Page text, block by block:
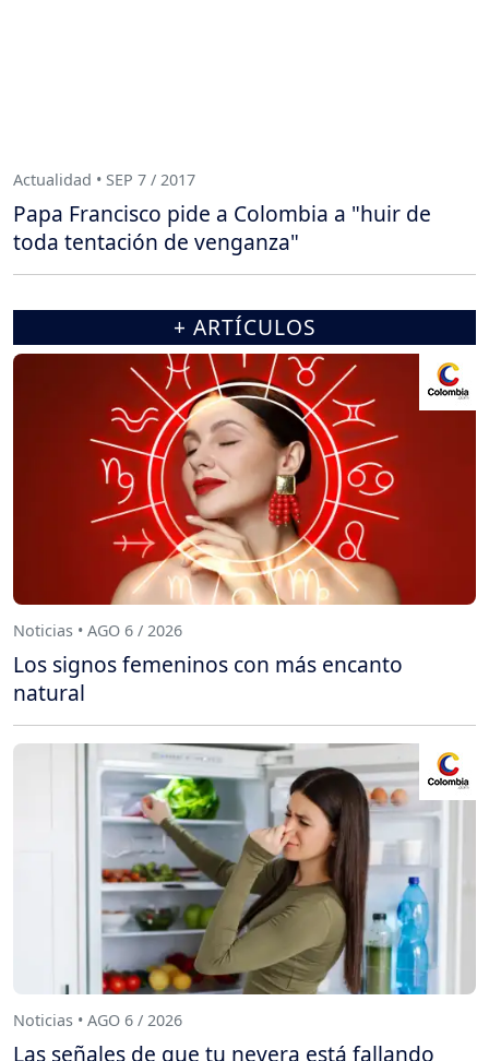
Actualidad • SEP 7 / 2017
Papa Francisco pide a Colombia a "huir de
toda tentación de venganza"
+ ARTÍCULOS
Noticias • AGO 6 / 2026
Los signos femeninos con más encanto
natural
Noticias • AGO 6 / 2026
Las señales de que tu nevera está fallando